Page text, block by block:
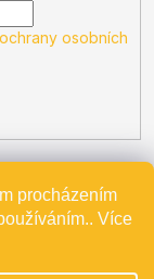
procházením
Více
osobních